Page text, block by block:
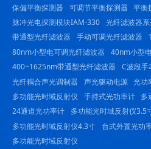
保偏平衡探测器
可调节平衡探测器 平衡
脉冲光电探测模块IAM-330 光纤滤波器
带通型光纤滤波器
手动可调光纤滤波器
80nm小型电可调光纤滤波器
40nm小型
400~1625nm带通型光纤滤波器
C波段手
光纤耦合声光调制器
声光驱动电源 光功
多功能光时域反射仪
手持式光功率计 多
24通道光功率计
多功能光时域反射仪3.5
多功能光时域反射仪4.3寸
台式外置光功
多功能光时域反射仪